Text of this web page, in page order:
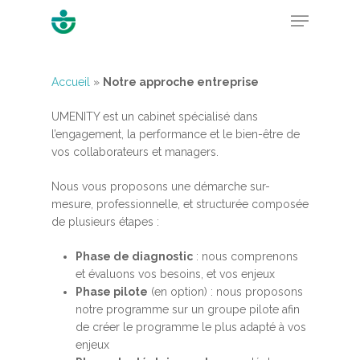
Accueil » Notre approche entreprise
UMENITY est un cabinet spécialisé dans
l’engagement, la performance et le bien-être de
vos collaborateurs et managers.
Nous vous proposons une démarche sur-
mesure, professionnelle, et structurée composée
de plusieurs étapes :
Phase de diagnostic : nous comprenons
et évaluons vos besoins, et vos enjeux
Phase pilote (en option) : nous proposons
notre programme sur un groupe pilote afin
de créer le programme le plus adapté à vos
enjeux
MBSR, MSC &
Méditation
MBSR
Thérapie :
Somatic